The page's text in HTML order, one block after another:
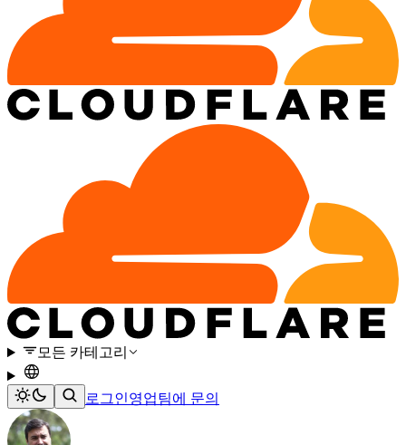
모든 카테고리
로그인영업팀에 문의